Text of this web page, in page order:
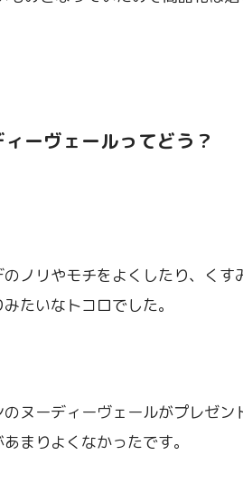
ーヴェールってどう？
ノリやモチをよくしたり、くす
たいなトコロでした。
ヌーディーヴェールがプレゼン
まりよくなかったです。